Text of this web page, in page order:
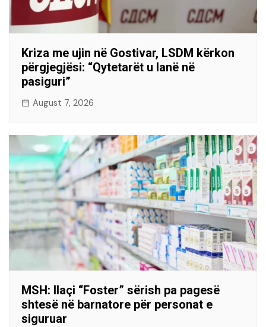
Kriza me ujin në Gostivar, LSDM kërkon
përgjegjësi: “Qytetarët u lanë në
pasiguri”
August 7, 2026
MSH: Ilaçi “Foster” sërish pa pagesë
shtesë në barnatore për personat e
siguruar